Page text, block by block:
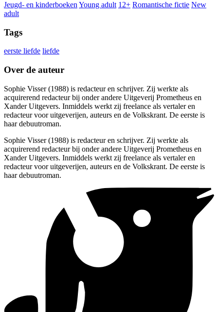
Jeugd- en kinderboeken Young adult 12+ Romantische fictie New
adult
Tags
eerste liefde liefde
Over de auteur
Sophie Visser (1988) is redacteur en schrijver. Zij werkte als
acquirerend redacteur bij onder andere Uitgeverij Prometheus en
Xander Uitgevers. Inmiddels werkt zij freelance als vertaler en
redacteur voor uitgeverijen, auteurs en de Volkskrant. De eerste is
haar debuutroman.
Sophie Visser (1988) is redacteur en schrijver. Zij werkte als
acquirerend redacteur bij onder andere Uitgeverij Prometheus en
Xander Uitgevers. Inmiddels werkt zij freelance als vertaler en
redacteur voor uitgeverijen, auteurs en de Volkskrant. De eerste is
haar debuutroman.